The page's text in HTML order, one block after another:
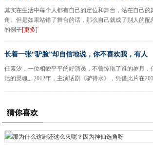
其实在生活中每个人都有自己的定位和舞台，站在自己的
角。但是如果站错了舞台的话，那么自己就成了别人的配
的例子[更多]
长着一张“驴脸”却自信地说，你不喜欢我，有人
任素汐，一位相貌平平的好演员，不曾惊艳了谁的岁月，
活的灵魂。2012年，主演话剧《驴得水》，凭借此片在
猜你喜欢